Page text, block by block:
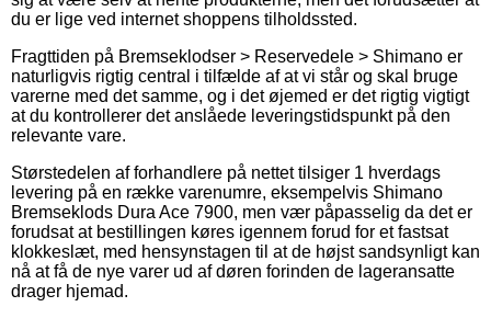
du er lige ved internet shoppens tilholdssted.
Fragttiden på Bremseklodser > Reservedele > Shimano er
naturligvis rigtig central i tilfælde af at vi står og skal bruge
varerne med det samme, og i det øjemed er det rigtig vigtigt
at du kontrollerer det anslåede leveringstidspunkt på den
relevante vare.
Størstedelen af forhandlere på nettet tilsiger 1 hverdags
levering på en række varenumre, eksempelvis Shimano
Bremseklods Dura Ace 7900, men vær påpasselig da det er
forudsat at bestillingen køres igennem forud for et fastsat
klokkeslæt, med hensynstagen til at de højst sandsynligt kan
nå at få de nye varer ud af døren forinden de lageransatte
drager hjemad.